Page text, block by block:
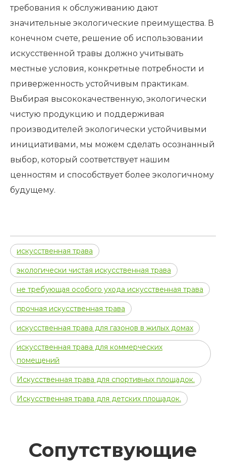
требования к обслуживанию дают
значительные экологические преимущества. В
конечном счете, решение об использовании
искусственной травы должно учитывать
местные условия, конкретные потребности и
приверженность устойчивым практикам.
Выбирая высококачественную, экологически
чистую продукцию и поддерживая
производителей экологически устойчивыми
инициативами, мы можем сделать осознанный
выбор, который соответствует нашим
ценностям и способствует более экологичному
будущему.
искусственная трава
экологически чистая искусственная трава
не требующая особого ухода искусственная трава
прочная искусственная трава
искусственная трава для газонов в жилых домах
искусственная трава для коммерческих
помещений
Искусственная трава для спортивных площадок.
Искусственная трава для детских площадок.
Сопутствующие